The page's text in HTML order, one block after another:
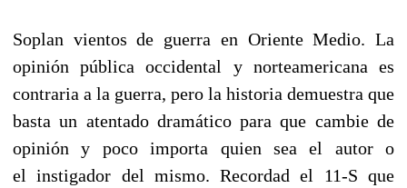
Soplan vientos de guerra en Oriente Medio. La
opinión pública occidental y norteamericana es
contraria a la guerra, pero la historia demuestra que
basta un atentado dramático para que cambie de
opinión y poco importa quien sea el autor o
el instigador del mismo. Recordad el 11-S que